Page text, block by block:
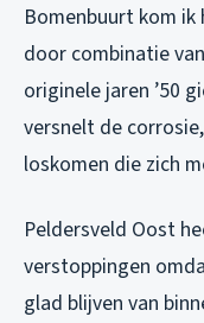
Bomenbuurt kom
door combinatie
originele jaren ’50
versnelt de
loskomen die zich
Peldersveld Oost
verstoppingen
glad blijven van